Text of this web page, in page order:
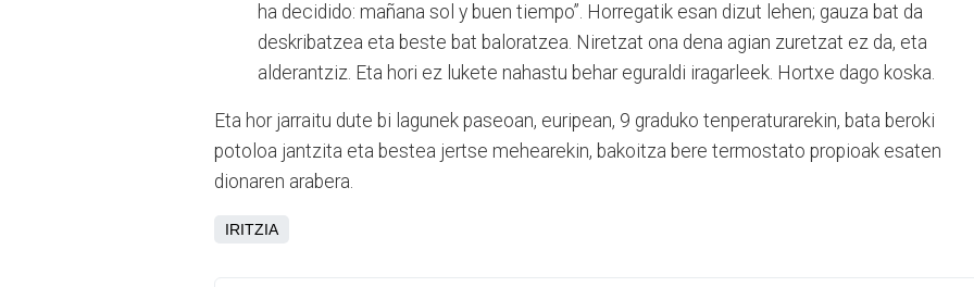
ha decidido: mañana sol y buen tiempo”. Horregatik esan dizut lehen; gauza bat da
deskribatzea eta beste bat baloratzea. Niretzat ona dena agian zuretzat ez da, eta
alderantziz. Eta hori ez lukete nahastu behar eguraldi iragarleek. Hortxe dago koska.
Eta hor jarraitu dute bi lagunek paseoan, euripean, 9 graduko tenperaturarekin, bata beroki
potoloa jantzita eta bestea jertse mehearekin, bakoitza bere termostato propioak esaten
dionaren arabera.
IRITZIA